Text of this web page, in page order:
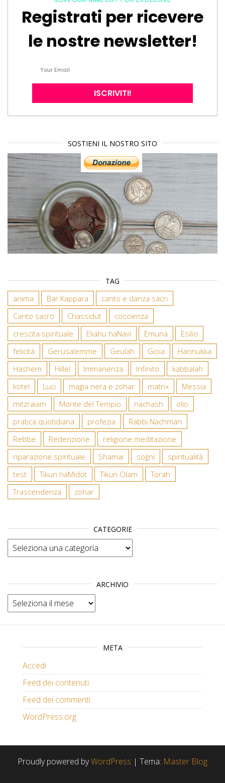
Registrati per ricevere
le nostre newsletter!
SOSTIENI IL NOSTRO SITO
TAG
anima Bar Kappara
canto e danza sacri
Canto sacro
Chassidut
coscienza
crescita spirituale
Eliahu haNavi Emuna
Esilio
felicità
Gerusalemme Geulah Gioia
Hannukka
Hashem
Hillel Immanenza Infinito
kabbalah
kotel
Luci magia nera e zohar matrix
Messia
mitzraiam
Monte del Tempio nachash
olio
pratica quotidiana
profezia
Rabbi Nachman
Rebbe
Redenzione
religione meditazione
riparazione spirituale
Shamai sogni
spiritualità
test
Tikun haMidot Tikun Olam
Torah
Trascendenza
zohar
CATEGORIE
Categorie
ARCHIVIO
Archivio
META
Accedi
Feed dei contenuti
Feed dei commenti
WordPress.org
Proudly powered byWordPress | Tema: Master Blog